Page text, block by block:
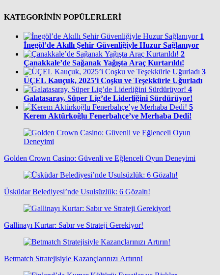
KATEGORİNİN POPÜLERLERİ
1
İnegöl’de Akıllı Şehir Güvenliğiyle Huzur Sağlanıyor
2
Çanakkale’de Sağanak Yağışta Araç Kurtarıldı!
3
ÜÇEL Kauçuk, 2025’i Coşku ve Teşekkürle Uğurladı
4
Galatasaray, Süper Lig’de Liderliğini Sürdürüyor!
5
Kerem Aktürkoğlu Fenerbahçe’ye Merhaba Dedi!
Golden Crown Casino: Güvenli ve Eğlenceli Oyun Deneyimi
Üsküdar Belediyesi’nde Usulsüzlük: 6 Gözaltı!
Gallinayı Kurtar: Sabır ve Strateji Gerekiyor!
Betmatch Stratejisiyle Kazançlarınızı Artırın!